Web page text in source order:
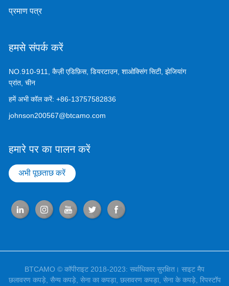
प्रमाण पत्र
हमसे संपर्क करें
NO.910-911, कैज़ी एडिफ़िस, डियरटाउन, शाओक्सिंग सिटी, झेजियांग
प्रांत, चीन
हमें अभी कॉल करें: +86-13757582836
johnson200567@btcamo.com
हमारे पर का पालन करें
अभी पूछताछ करें
BTCAMO © कॉपीराइट 2018-2023: सर्वाधिकार सुरक्षित। साइट मैप
छलावरण कपड़े, सैन्य कपड़े, सेना का कपड़ा, छलावरण कपड़ा, सेना के कपड़े, रिपस्टॉप